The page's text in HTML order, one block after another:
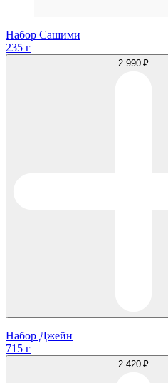
Набор Сашими
235 г
2 990 ₽
Набор Джейн
715 г
2 420 ₽